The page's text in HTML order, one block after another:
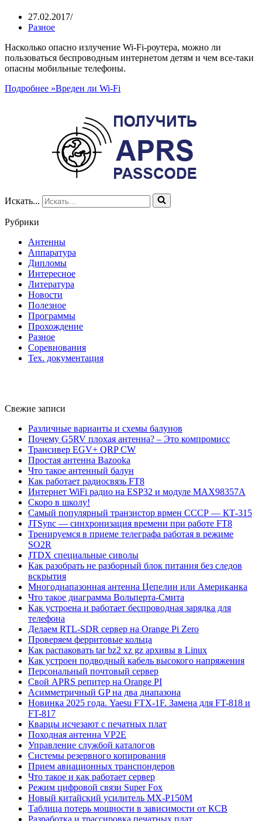
27.02.2017
Разное
Насколько опасно излучение Wi-Fi-роутера, можно ли
пользоваться беспроводным интернетом детям и чем все-таки
опасны мобильные телефоны.
Подробнее »Вреден ли Wi-Fi
Искать...
Рубрики
Антенны
Аппаратура
Дипломы
Интересное
Литература
Новости
Полезное
Программы
Прохождение
Разное
Соревнования
Тех. документация
Свежие записи
Различные варианты и схемы балунов
Почему G5RV плохая антенна? – Это компромисс
Трансивер EGV+ QRP CW
Простая антенна Bazooka
Что такое антенный балун
Как работает радиосвязь FT8
Интернет WiFi радио на ESP32 и модуле MAX98357A
Скоро в школу!
Самый популярный транзистор врмен СССР — КТ-315
JTSync — синхронизация времени при работе FT8
Тренируемся в приеме телеграфа работая в режиме
SO2R
JTDX специальные сиволы
Как разобрать не разборный блок питания без следов
вскрытия
Многодиапазонная антенна Цепелин или Американка
Что такое диаграмма Вольперта-Смита
Как устроена и работает беспроводная зарядка для
телефона
Делаем RTL-SDR сервер на Orange Pi Zero
Проверяем ферритовые кольца
Как распаковать tar bz2 xz gz архивы в Linux
Как устроен подводный кабель высокого напряжения
Персональный почтовый сервер
Свой APRS репитер на Orange PI
Асимметричный GP на два диапазона
Новинка 2025 года. Yaesu FTX-1F. Замена для FT-818 и
FT-817
Кварцы исчезают с печатных плат
Походная антенна VP2E
Управление службой каталогов
Системы резервного копирования
Прием авиационных транспондеров
Что такое и как работает сервер
Режим цифровой связи Super Fox
Новый китайский усилитель MX-P150M
Таблица потерь мощности в зависимости от КСВ
Разработка и трассировка печатных плат